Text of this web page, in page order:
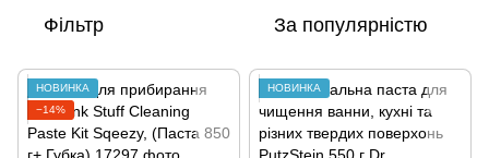
Фільтр За популярністю
НОВИНКА
−14%
НОВИНКА